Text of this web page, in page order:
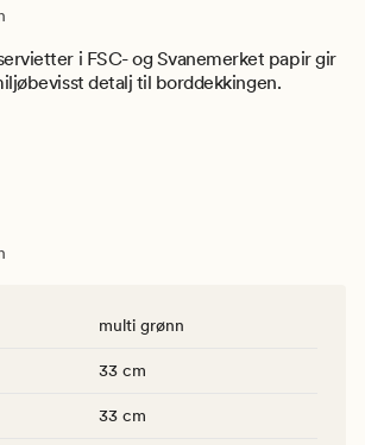
i FSC- og Svanemerket papir gir
detalj til borddekkingen.
multi grønn
33 cm
33 cm